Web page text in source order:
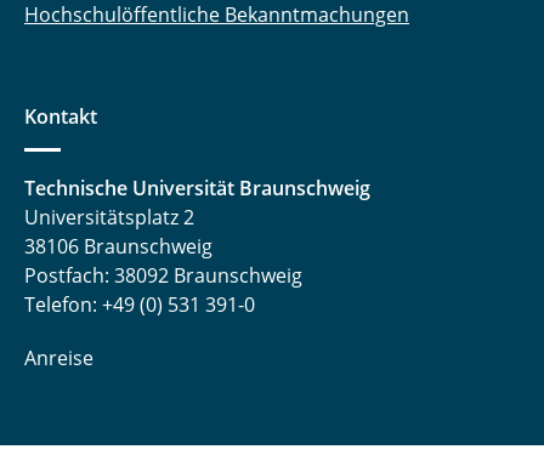
Hochschulöffentliche Bekanntmachungen
Kontakt
Technische Universität Braunschweig
Universitätsplatz 2
38106 Braunschweig
Postfach: 38092 Braunschweig
Telefon: +49 (0) 531 391-0
Anreise